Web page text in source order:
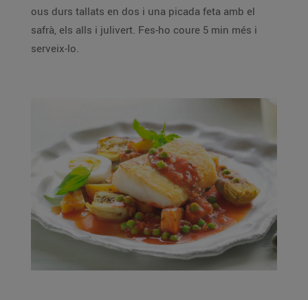
ous durs tallats en dos i una picada feta amb el
safrà, els alls i julivert. Fes-ho coure 5 min més i
serveix-lo.